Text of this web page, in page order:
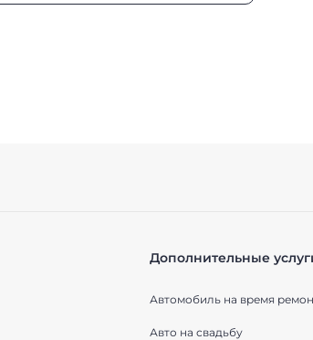
Дополнительные
Автомобиль на время
Авто на свадьбу